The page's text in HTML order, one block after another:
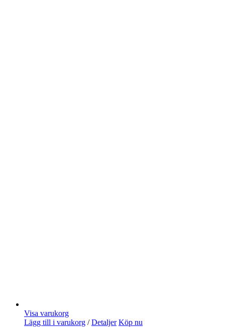
Visa varukorg
Lägg till i varukorg / Detaljer Köp nu